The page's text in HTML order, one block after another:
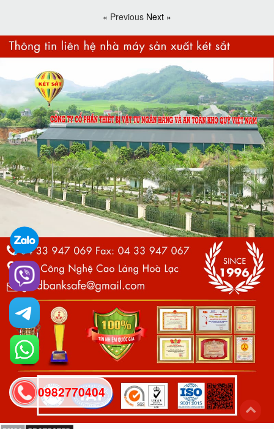
« Previous Next »
0982770404